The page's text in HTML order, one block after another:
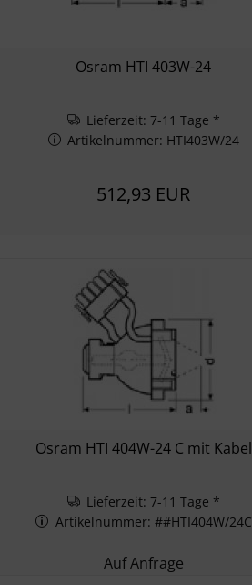
Osram HTI 403W-24
Lieferzeit: 7-11 Tage *
Artikelnummer: HTI403W/24
512,93 EUR
Osram HTI 404W-24 C mit Kabel
Lieferzeit: 7-11 Tage *
Artikelnummer: ##HTI404W/24C
Auf Anfrage